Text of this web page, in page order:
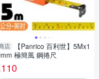
店
【Panrico 百利世】5Mx1
極簡風 鋼捲尺
110